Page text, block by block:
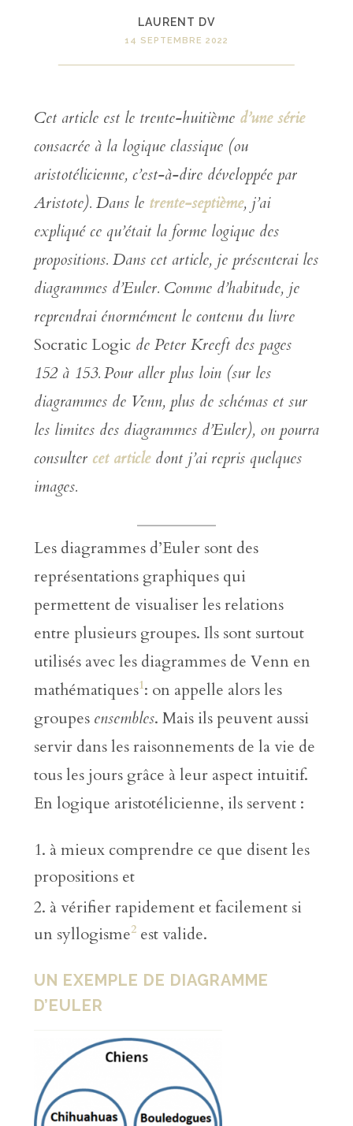
LAURENT DV
14 SEPTEMBRE 2022
Cet article est le trente-huitième d’une série
consacrée à la logique classique (ou
aristotélicienne, c’est-à-dire développée par
Aristote). Dans le trente-septième, j’ai
expliquéce qu’était la forme logique des
propositions. Dans cet article, je présenterai les
diagrammes d’Euler. Comme d’habitude, je
reprendrai énormément le contenu du livre
Socratic Logic de Peter Kreeftdes pages
152à 153. Pour aller plus loin (sur les
diagrammes de Venn, plus de schémas et sur
les limites des diagrammes d’Euler), on pourra
consulter cet articledont j’ai repris quelques
images.
Les diagrammes d’Euler sont des
représentations graphiques qui
permettent de visualiser les relations
entre plusieurs groupes. Ils sont surtout
utilisés avec les diagrammes de Venn en
mathématiques1: on appelle alors les
groupes ensembles. Mais ils peuvent aussi
servir dans les raisonnements de la vie de
tous les jours grâce à leur aspect intuitif.
En logique aristotélicienne, ils servent :
à mieux comprendre ce que disent les
propositions et
à vérifier rapidement et facilement si
un syllogisme2est valide.
UN EXEMPLE DE DIAGRAMME
D’EULER